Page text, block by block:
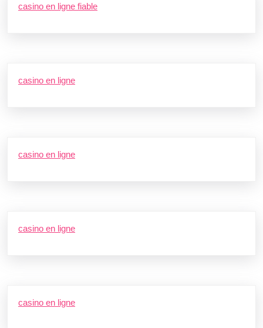
casino en ligne fiable
casino en ligne
casino en ligne
casino en ligne
casino en ligne